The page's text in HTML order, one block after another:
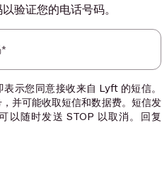
验证您的电话号码。
示您同意接收来自 Lyft 的短信。
并可能收取短信和数据费。短信发
以随时发送 STOP 以取消。回复